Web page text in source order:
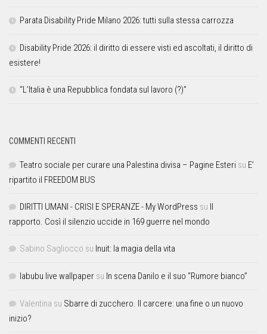
Parata Disability Pride Milano 2026: tutti sulla stessa carrozza
Disability Pride 2026: il diritto di essere visti ed ascoltati, il diritto di
esistere!
“L’Italia è una Repubblica fondata sul lavoro (?)”
COMMENTI RECENTI
Teatro sociale per curare una Palestina divisa – Pagine Esteri su E’
ripartito il FREEDOM BUS
DIRITTI UMANI - CRISI E SPERANZE - My WordPress su Il
rapporto. Così il silenzio uccide in 169 guerre nel mondo
Sabino Sagliocco su Inuit: la magia della vita
labubu live wallpaper su In scena Danilo e il suo “Rumore bianco”
Valentina su Sbarre di zucchero. Il carcere: una fine o un nuovo
inizio?